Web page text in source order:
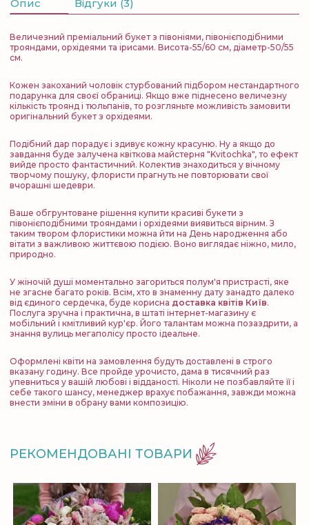
Опис Відгуки (3)
Величезний преміальний букет з півоніями, півонієподібними
трояндами, орхідеями та ірисами. Висота-55/60 см, діаметр-50/55
см.
Кожен закоханий чоловік стурбований підбором нестандартного
подарунка для своєї обраниці. Якщо вже піднесено величезну
кількість троянд і тюльпанів, то розгляньте можливість замовити
оригінальний букет з орхідеями.
Подібний дар порадує і здивує кожну красуню. Ну а якщо до
завдання буде залучена квіткова майстерня "Kvitochka", то ефект
вийде просто фантастичний. Колектив знаходиться у вічному
творчому пошуку, флористи прагнуть не повторювати свої
вчорашні шедеври.
Ваше обгрунтоване рішення купити красиві букети з
півонієподібними трояндами і орхідеями виявиться вірним. З
таким твором флористики можна йти на День народження або
вітати з важливою життєвою подією. Воно виглядає ніжно, мило,
природно.
У жіночій душі моментально загориться полум'я пристрасті, яке
не згасне багато років. Всім, хто в знаменну дату занадто далеко
від єдиного сердечка, буде корисна доставка квітів Київ.
Послуга зручна і практична, в штаті інтернет-магазину є
мобільний і кмітливий кур'єр. Його талантам можна позаздрити, а
знання вулиць мегаполісу просто ідеальне.
Оформлені квіти на замовлення будуть доставлені в строго
вказану годину. Все пройде урочисто, дама в тисячний раз
упевниться у вашій любові і відданості. Ніколи не позбавляйте її і
себе такого шансу, менеджер врахує побажання, завжди можна
внести зміни в обрану вами композицію.
РЕКОМЕНДОВАНІ ТОВАРИ